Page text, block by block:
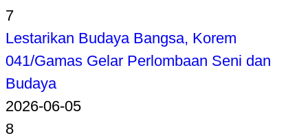
7
Lestarikan Budaya Bangsa, Korem
041/Gamas Gelar Perlombaan Seni dan
Budaya
2026-06-05
8